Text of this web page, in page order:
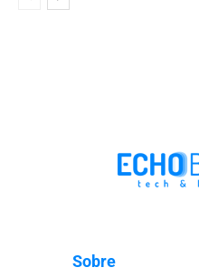
Sobre